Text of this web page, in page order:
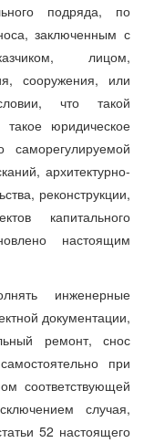
подряда, по
заключенным с
лицом,
сооружения, или
что такой
юридическое
саморегулируемой
архитектурно-
реконструкции,
капитального
настоящим
инженерные
документации,
ремонт, снос
при
соответствующей
случая,
52 настоящего